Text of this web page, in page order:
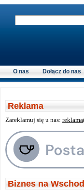
Dołącz do nas
O nas
Reklama
Zareklamuj się u nas:
Biznes na